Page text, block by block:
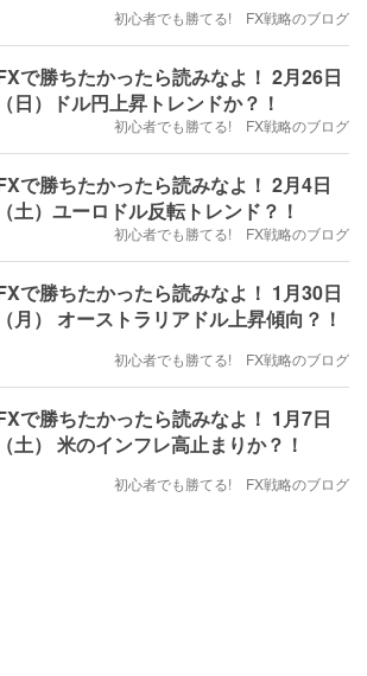
初心者でも勝てる! FX戦略のブログ
で勝ちたかったら読みなよ！ 2月26日
（日）ドル円上昇トレンドか？！
初心者でも勝てる! FX戦略のブログ
で勝ちたかったら読みなよ！ 2月4日
（土）ユーロドル反転トレンド？！
初心者でも勝てる! FX戦略のブログ
で勝ちたかったら読みなよ！ 1月30日
（月） オーストラリアドル上昇傾向？！
初心者でも勝てる! FX戦略のブログ
で勝ちたかったら読みなよ！ 1月7日
（土） 米のインフレ高止まりか？！
初心者でも勝てる! FX戦略のブログ